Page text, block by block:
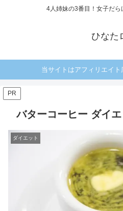
4人姉妹の3番目！女子だ
ひなた
当サイトはアフィリエイ
PR
バターコーヒー ダイエ
ダイエット